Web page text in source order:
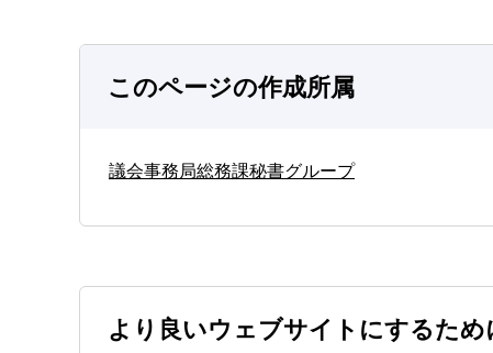
このページの作成所属
議会事務局総務課秘書グループ
より良いウェブサイトにするた